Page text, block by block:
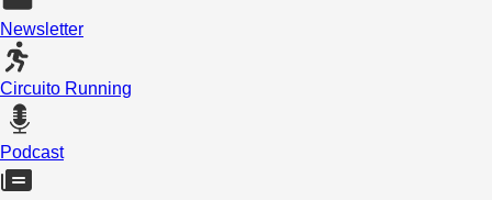
Newsletter
Circuito Running
Podcast